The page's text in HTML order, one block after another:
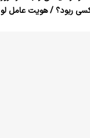
ربود؟ / هویت عامل لو